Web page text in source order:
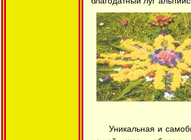
Уникальная и